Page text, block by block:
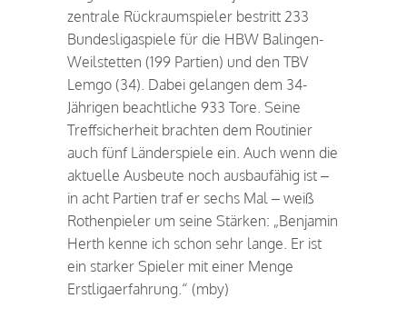
zentrale Rückraumspieler bestritt 233
Bundesligaspiele für die HBW Balingen-
Weilstetten (199 Partien) und den TBV
Lemgo (34). Dabei gelangen dem 34-
Jährigen beachtliche 933 Tore. Seine
Treffsicherheit brachten dem Routinier
auch fünf Länderspiele ein. Auch wenn die
aktuelle Ausbeute noch ausbaufähig ist –
in acht Partien traf er sechs Mal – weiß
Rothenpieler um seine Stärken: „Benjamin
Herth kenne ich schon sehr lange. Er ist
ein starker Spieler mit einer Menge
Erstligaerfahrung.“ (mby)